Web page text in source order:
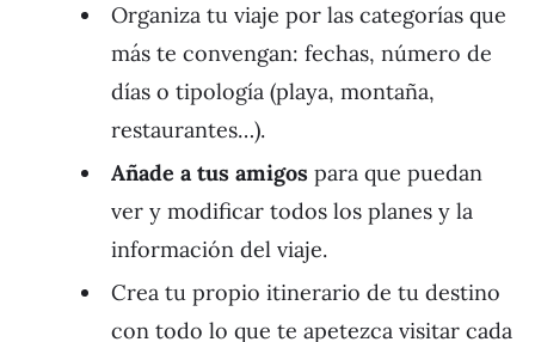
Organiza tu viaje por las categorías que
más te convengan: fechas, número de
días o tipología (playa, montaña,
restaurantes…).
Añade a tus amigos para que puedan
ver y modificar todos los planes y la
información del viaje.
Crea tu propio itinerario de tu destino
con todo lo que te apetezca visitar cada